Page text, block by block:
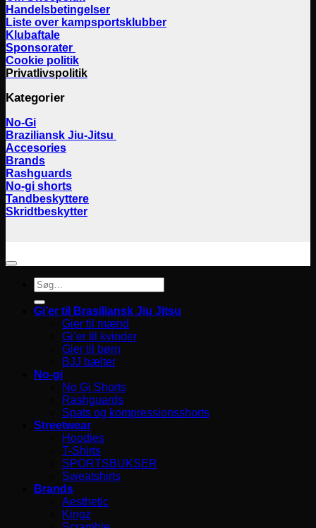
Handelsbetingelser
Liste over kampsportsklubber
Klubaftale
Sponsorater
Cookie politik
Privatlivspolitik
Kategorier
No-Gi
Braziliansk Jiu-Jitsu
Accesories
Brands
Rashguards
No-gi shorts
Tandbeskyttere
Skridtbeskytter
Søg
efter:
Gi’er til Brasiliansk Jiu Jitsu
Gier til mænd
Gi’er til kvinder
Gier til børn
BJJ bælter
No-gi
No Gi Shorts
Rashguards
Spats og kompressionsshorts
Streetwear
Hoodies
T-Shirts
SPORTSBUKSER
Sweatshirts
Brands
Aesthetic
Kingz